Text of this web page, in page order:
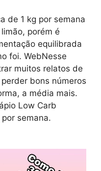
de 1 kg por semana
porém é
equilibrada
foi. WebNesse
muitos relatos de
bons números
a média mais.
Low Carb
semana.